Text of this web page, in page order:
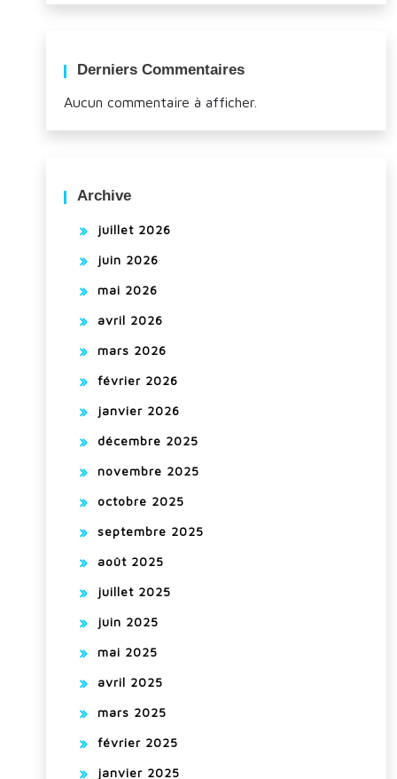
Derniers Commentaires
Aucun commentaire à afficher.
Archive
juillet 2026
juin 2026
mai 2026
avril 2026
mars 2026
février 2026
janvier 2026
décembre 2025
novembre 2025
octobre 2025
septembre 2025
août 2025
juillet 2025
juin 2025
mai 2025
avril 2025
mars 2025
février 2025
janvier 2025